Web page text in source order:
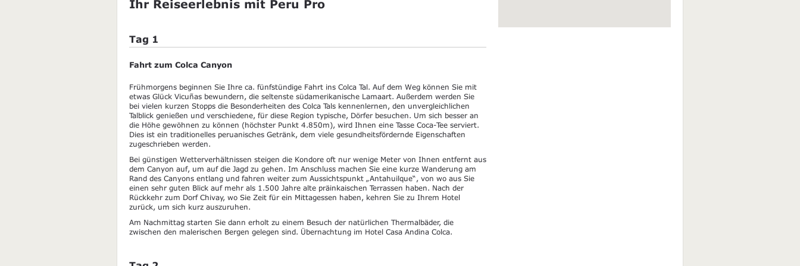
Ihr Reiseerlebnis mit Peru Pro
Tag 1
Fahrt zum Colca Canyon
Frühmorgens beginnen Sie Ihre ca. fünfstündige Fahrt ins Colca Tal. Auf dem Weg können Sie mit
etwas Glück Vicuñas bewundern, die seltenste südamerikanische Lamaart. Außerdem werden Sie
bei vielen kurzen Stopps die Besonderheiten des Colca Tals kennenlernen, den unvergleichlichen
Talblick genießen und verschiedene, für diese Region typische, Dörfer besuchen. Um sich besser an
die Höhe gewöhnen zu können (höchster Punkt 4.850m), wird Ihnen eine Tasse Coca-Tee serviert.
Dies ist ein traditionelles peruanisches Getränk, dem viele gesundheitsfördernde Eigenschaften
zugeschrieben werden.
Bei günstigen Wetterverhältnissen steigen die Kondore oft nur wenige Meter von Ihnen entfernt aus
dem Canyon auf, um auf die Jagd zu gehen. Im Anschluss machen Sie eine kurze Wanderung am
Rand des Canyons entlang und fahren weiter zum Aussichtspunkt „Antahuilque“, von wo aus Sie
einen sehr guten Blick auf mehr als 1.500 Jahre alte präinkaischen Terrassen haben. Nach der
Rückkehr zum Dorf Chivay, wo Sie Zeit für ein Mittagessen haben, kehren Sie zu Ihrem Hotel
zurück, um sich kurz auszuruhen.
Am Nachmittag starten Sie dann erholt zu einem Besuch der natürlichen Thermalbäder, die
zwischen den malerischen Bergen gelegen sind. Übernachtung im Hotel Casa Andina Colca.